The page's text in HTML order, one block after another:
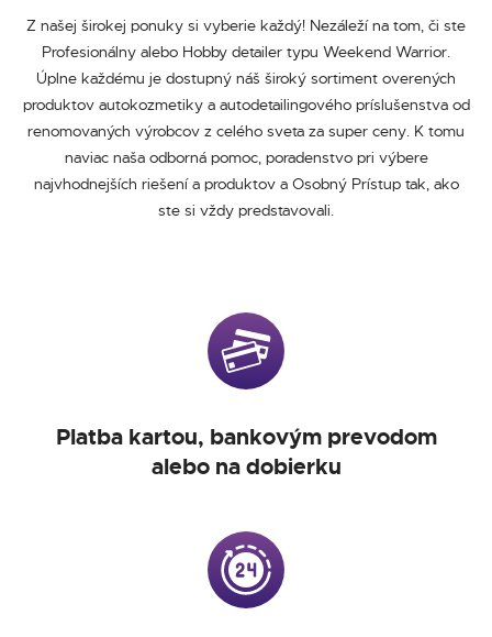
Z našej širokej ponuky si vyberie každý! Nezáleží na tom, či ste
Profesionálny alebo Hobby detailer typu Weekend Warrior.
Úplne každému je dostupný náš široký sortiment overených
produktov autokozmetiky a autodetailingového príslušenstva od
renomovaných výrobcov z celého sveta za super ceny. K tomu
naviac naša odborná pomoc, poradenstvo pri výbere
najvhodnejších riešení a produktov a Osobný Prístup tak, ako
ste si vždy predstavovali.
Platba kartou, bankovým prevodom
alebo na dobierku